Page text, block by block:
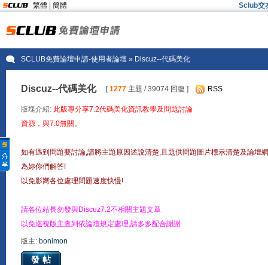
繁體 簡體 Sclub交
SCLUB免費論壇申請-使用者論壇» Discuz--代碼美化
Discuz--代碼美化 [1277主題 / 39074 回復 ] RSS
版塊介紹: 此版專分享7.2代碼美化資訊教學及問題討論
資源，與7.0無關。
如有遇到問題要討論,請將主題原因述說清楚,且題供問題圖片標示清楚及論壇
為妳你們解答!
以免影嚮各位處理問題速度快慢!
請各位站長勿發與Discuz7.2不相關主題文章
以免巡視版主查到依論壇規定處理,請多多配合謝謝
版主: bonimon
發帖